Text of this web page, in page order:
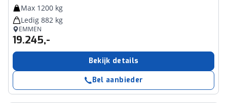
Max 1200 kg
Ledig 882 kg
EMMEN
19.245,-
Bekijk details
Bel aanbieder